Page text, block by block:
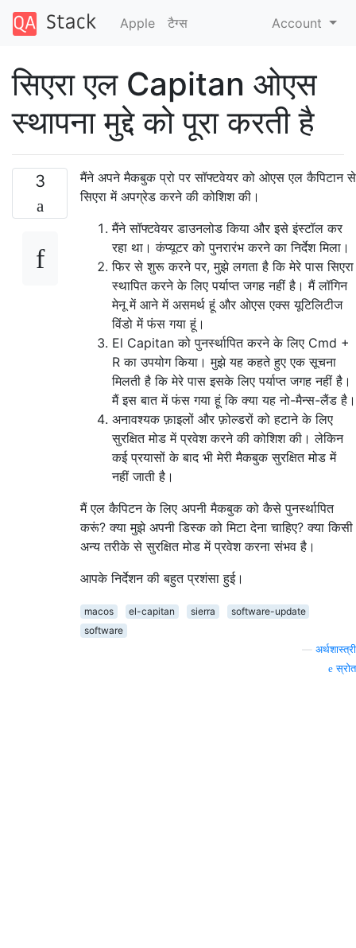
Apple टैग्‍स Account
सिएरा एल Capitan ओएस
स्थापना मुद्दे को पूरा करती है
3
मैंने अपने मैकबुक प्रो पर सॉफ्टवेयर को ओएस एल कैपिटान से
सिएरा में अपग्रेड करने की कोशिश की।
मैंने सॉफ्टवेयर डाउनलोड किया और इसे इंस्टॉल कर
रहा था। कंप्यूटर को पुनरारंभ करने का निर्देश मिला।
फिर से शुरू करने पर, मुझे लगता है कि मेरे पास सिएरा
स्थापित करने के लिए पर्याप्त जगह नहीं है। मैं लॉगिन
मेनू में आने में असमर्थ हूं और ओएस एक्स यूटिलिटीज
विंडो में फंस गया हूं।
El Capitan को पुनर्स्थापित करने के लिए Cmd +
R का उपयोग किया। मुझे यह कहते हुए एक सूचना
मिलती है कि मेरे पास इसके लिए पर्याप्त जगह नहीं है।
मैं इस बात में फंस गया हूं कि क्या यह नो-मैन्स-लैंड है।
अनावश्यक फ़ाइलों और फ़ोल्डरों को हटाने के लिए
सुरक्षित मोड में प्रवेश करने की कोशिश की। लेकिन
कई प्रयासों के बाद भी मेरी मैकबुक सुरक्षित मोड में
नहीं जाती है।
मैं एल कैपिटन के लिए अपनी मैकबुक को कैसे पुनर्स्थापित
करूं? क्या मुझे अपनी डिस्क को मिटा देना चाहिए? क्या किसी
अन्य तरीके से सुरक्षित मोड में प्रवेश करना संभव है।
आपके निर्देशन की बहुत प्रशंसा हुई।
macos el-capitan sierra
software-update
software
अर्थशास्त्री
स्रोत